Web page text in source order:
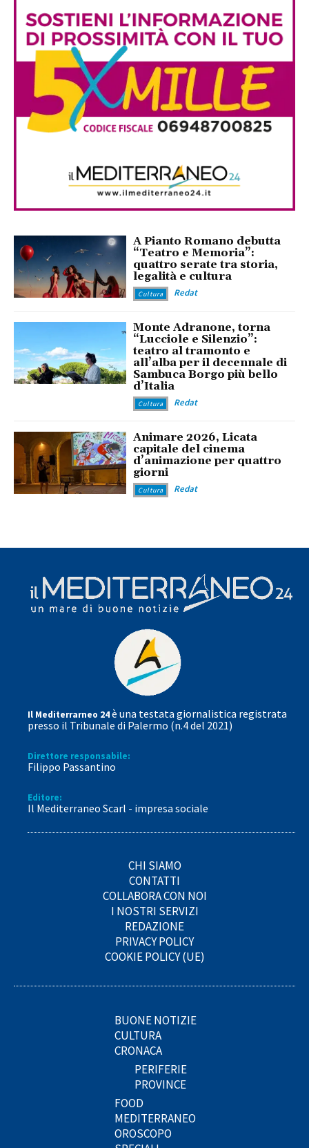
A Pianto Romano debutta
“Teatro e Memoria”:
quattro serate tra storia,
legalità e cultura
Cultura Redat
Monte Adranone, torna
“Lucciole e Silenzio”:
teatro al tramonto e
all’alba per il decennale di
Sambuca Borgo più bello
d’Italia
Cultura Redat
Animare 2026, Licata
capitale del cinema
d’animazione per quattro
giorni
Cultura Redat
Il Mediterrarneo 24è una testata giornalistica registrata
presso il Tribunale di Palermo (n.4 del 2021)
Direttore responsabile:
Filippo Passantino
Editore:
Il Mediterraneo Scarl - impresa sociale
CHI SIAMO
CONTATTI
COLLABORA CON NOI
I NOSTRI SERVIZI
REDAZIONE
PRIVACY POLICY
COOKIE POLICY (UE)
BUONE NOTIZIE
CULTURA
CRONACA
PERIFERIE
PROVINCE
FOOD
MEDITERRANEO
OROSCOPO